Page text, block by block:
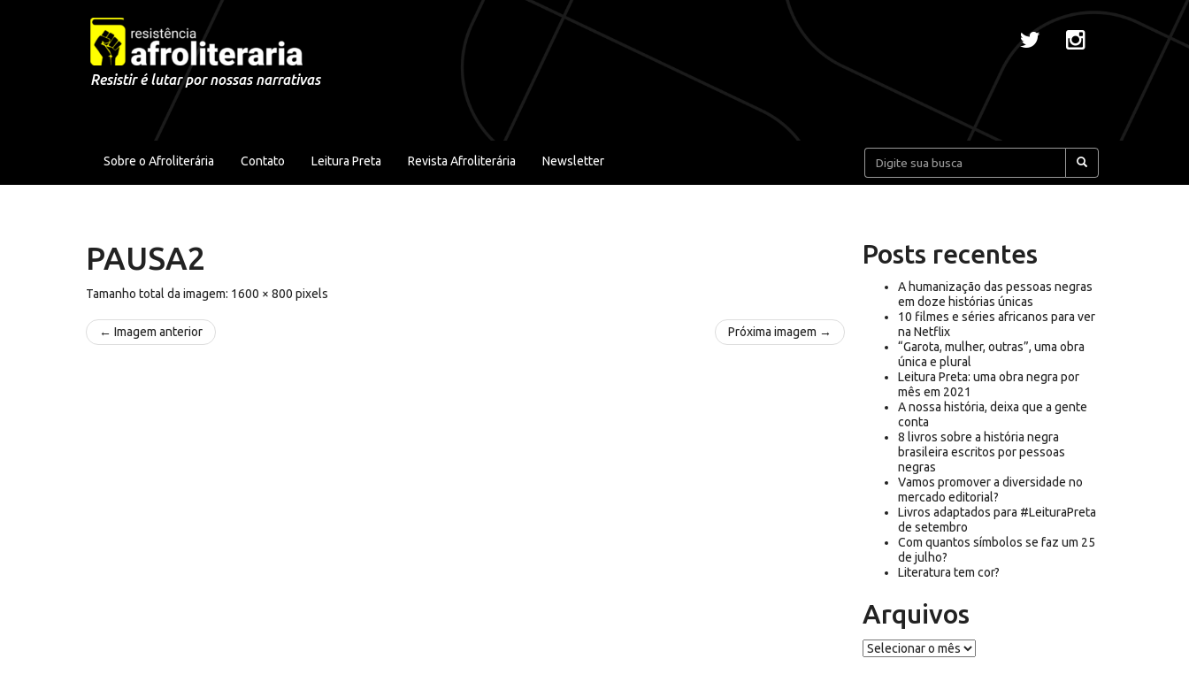
Pular para o conteúdo
Resistir é lutar por nossas narrativas
Sobre o Afroliterária Contato Leitura Preta Revista Afroliterária Newsletter Pesquisar:
PAUSA2
Tamanho total da imagem: 1600 × 800 pixels
← Imagem anterior Próxima imagem →
Posts recentes
A humanização das pessoas negras
em doze histórias únicas
10 filmes e séries africanos para ver
na Netflix
“Garota, mulher, outras”, uma obra
única e plural
Leitura Preta: uma obra negra por
mês em 2021
A nossa história, deixa que a gente
conta
8 livros sobre a história negra
brasileira escritos por pessoas
negras
Vamos promover a diversidade no
mercado editorial?
Livros adaptados para #LeituraPreta
de setembro
Com quantos símbolos se faz um 25
de julho?
Literatura tem cor?
Arquivos
Arquivos